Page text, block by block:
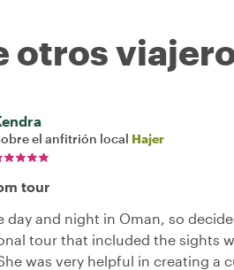
otros
el anfitrión local Hajer
tour
day and night in Oman, so
tour that included the sights
was very helpful in creating a